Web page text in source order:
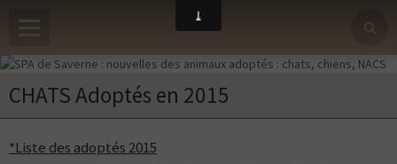
CHATS Adoptés en 2015
*Liste des adoptés 2015